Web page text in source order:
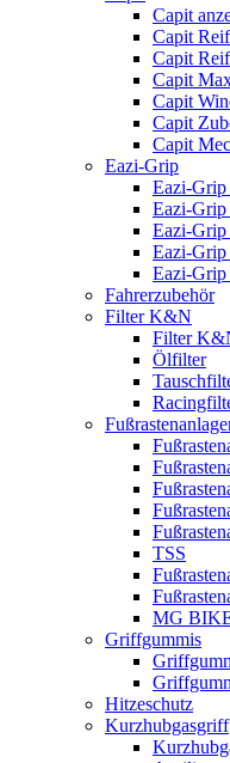
Capit
Capit
Capit
Capit
Capit
Capit
Capit
Eazi-Grip
Eazi-Grip
Eazi-Grip
Eazi-
Eazi-Grip
Eazi-Grip
Fahrerzubehör
Filter K&N
Filter
Ölfilter
TSS
MG
Griffgummis
Hitzeschutz
Kurzhubgasgriff